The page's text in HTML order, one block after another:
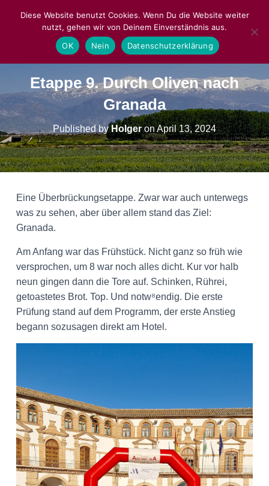
Etappe 9. Durch Oliven nach
Granada
Published byHolgeronApril 13, 2024
Eine Überbrückungsetappe. Zwar war auch unterwegs
was zu sehen, aber über allem stand das Ziel:
Granada.
Am Anfang war das Frühstück. Nicht ganz so früh wie
versprochen, um 8 war noch alles dicht. Kur vor halb
neun gingen dann die Tore auf. Schinken, Rührei,
getoastetes Brot. Top. Und notw⁸endig. Die erste
Prüfung stand auf dem Programm, der erste Anstieg
begann sozusagen direkt am Hotel.
Diese Website benutzt Cookies. Wenn Du die Website weiter
nutzt, gehen wir von Deinem Einverständnis aus.
OK
Nein Datenschutzerklärung